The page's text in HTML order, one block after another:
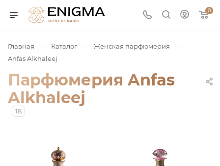
0
Главная — Каталог — Женская парфюмерия —
Anfas Alkhaleej
Парфюмерия Anfas
Alkhaleej
18